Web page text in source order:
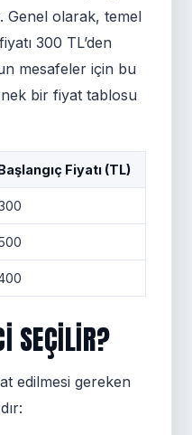
Genel olarak, temel
300 TL’den
mesafeler için bu
bir fiyat tablosu
Fiyatı (TL)
SEÇILIR?
edilmesi gereken